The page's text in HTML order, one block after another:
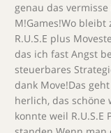
genau das
M!Games!Wo
R.U.S.E plus
das ich fast Angst
steuerbares
dank Move!Das
herlich, das schöne
konnte weil R.U.S.E